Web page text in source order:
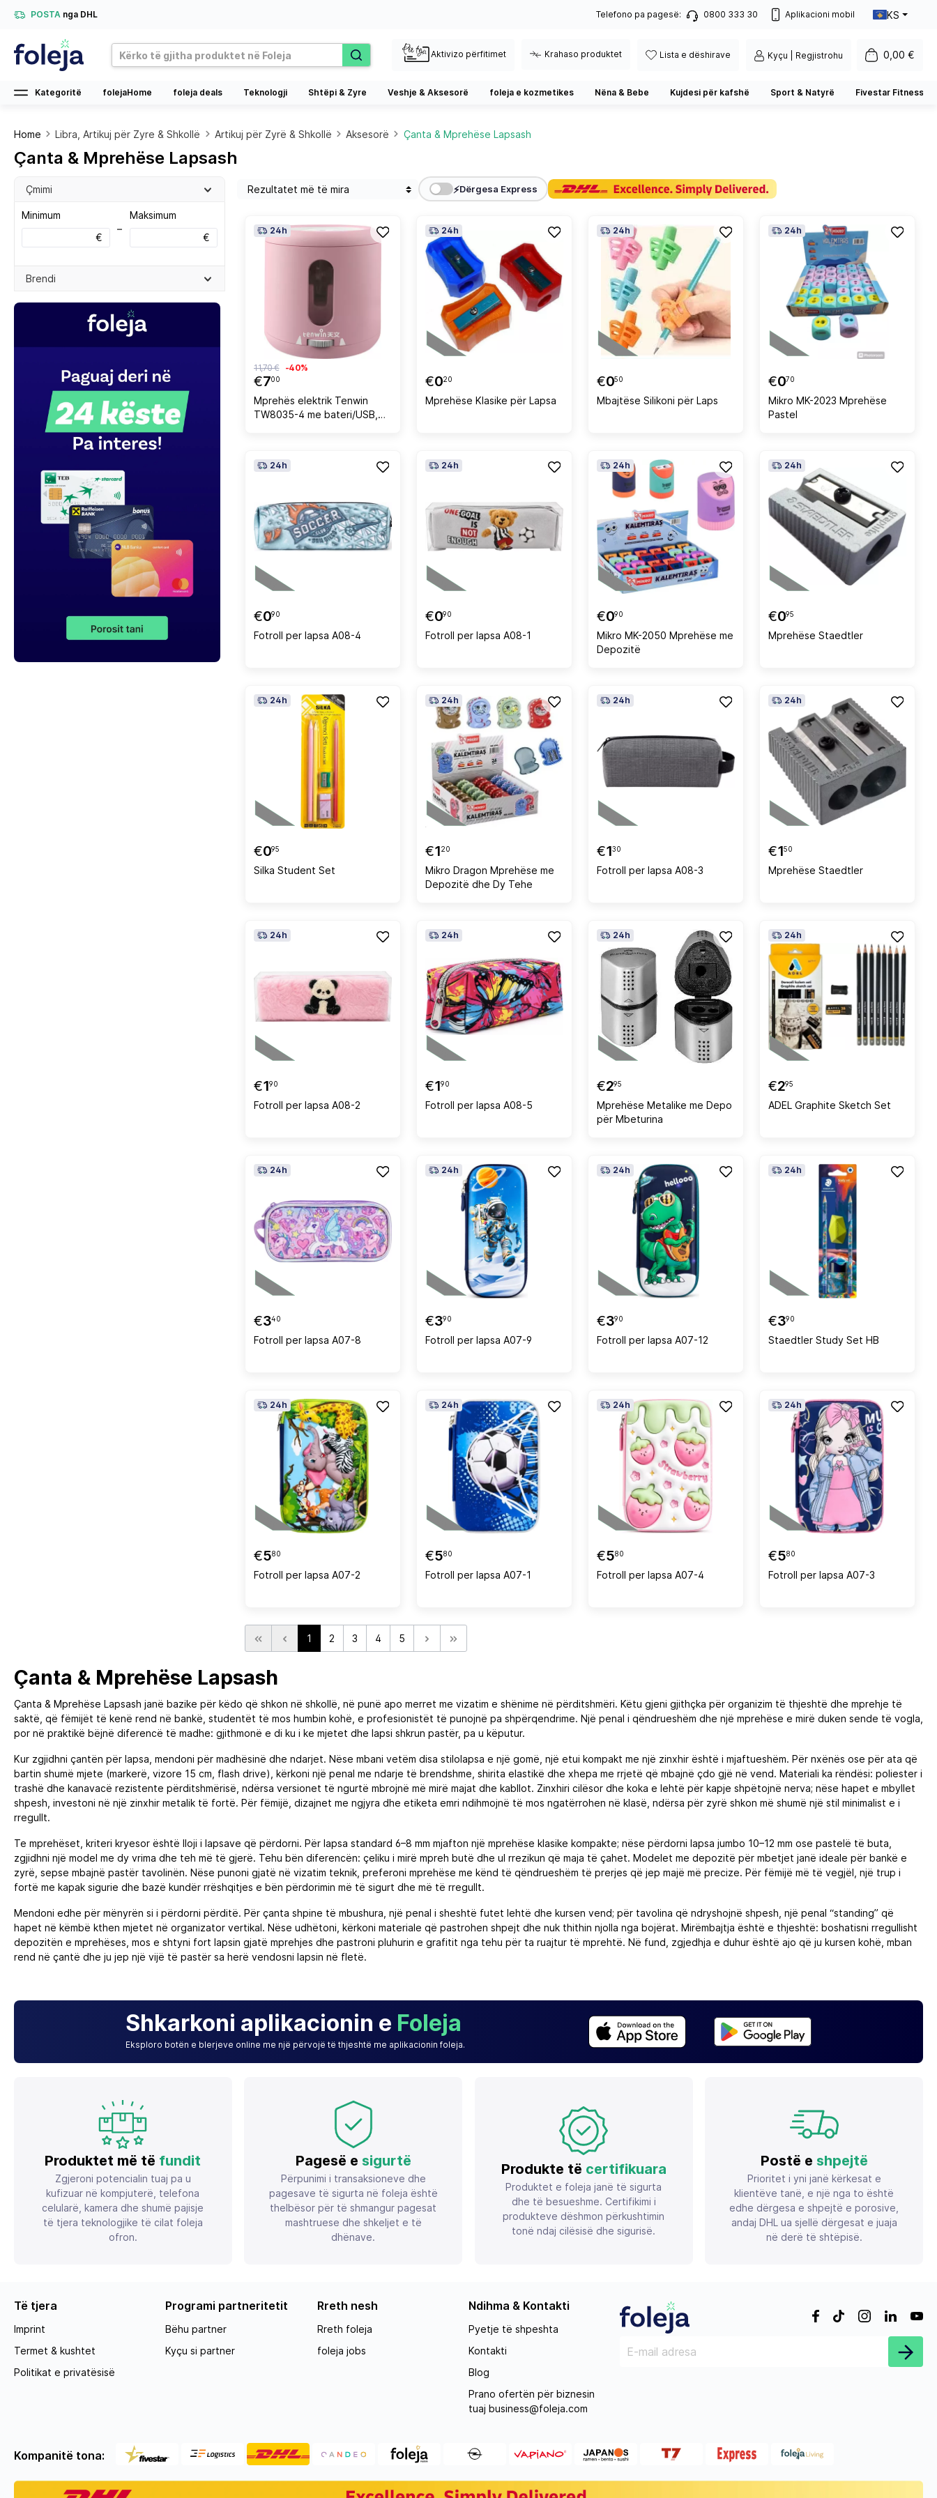
POSTA nga DHL Telefono pa pagesë: 0800 333 30 Aplikacioni mobil KS
Aktivizo përfitimet Krahaso produktet Lista e dëshirave Kyçu | Regjistrohu 0,00 €
Kategoritë folejaHome foleja deals Teknologji Shtëpi & Zyre Veshje & Aksesorë foleja e kozmetikes Nëna & Bebe Kujdesi për kafshë Sport & Natyrë Fivestar Fitness
Home Libra, Artikuj për Zyre & Shkollë Artikuj për Zyrë & Shkollë Aksesorë Çanta & Mprehëse Lapsash
Çanta & Mprehëse Lapsash
Brendi
Çmimi
Minimum
€
–
Maksimum
€
⚡Dërgesa Express
24h
€700
11,70 € -40%
Mprehës elektrik Tenwin
TW8035-4 me bateri/USB,
24h
€020
Mprehëse Klasike për Lapsa
24h
€050
Mbajtëse Silikoni për Laps
24h
€070
Mikro MK-2023 Mprehëse
Pastel
24h
€090
Fotroll per lapsa A08-4
24h
€090
Fotroll per lapsa A08-1
24h
€090
Mikro MK-2050 Mprehëse me
Depozitë
24h
€095
Mprehëse Staedtler
24h
€095
Silka Student Set
24h
€120
Mikro Dragon Mprehëse me
Depozitë dhe Dy Tehe
24h
€130
Fotroll per lapsa A08-3
24h
€150
Mprehëse Staedtler
24h
€190
Fotroll per lapsa A08-2
24h
€190
Fotroll per lapsa A08-5
24h
€295
Mprehëse Metalike me Depo
për Mbeturina
24h
€295
ADEL Graphite Sketch Set
24h
€340
Fotroll per lapsa A07-8
24h
€390
Fotroll per lapsa A07-9
24h
€390
Fotroll per lapsa A07-12
24h
€390
Staedtler Study Set HB
24h
€580
Fotroll per lapsa A07-2
24h
€580
Fotroll per lapsa A07-1
24h
€580
Fotroll per lapsa A07-4
24h
€580
Fotroll per lapsa A07-3
1 2 3 4 5
Çanta & Mprehëse Lapsash
Çanta & Mprehëse Lapsash janë bazike për këdo që shkon në shkollë, në punë apo merret me vizatim e shënime në përditshmëri. Këtu gjeni gjithçka për organizim të thjeshtë dhe mprehje të
saktë, që fëmijët të kenë rend në bankë, studentët të mos humbin kohë, e profesionistët të punojnë pa shpërqendrime. Një penal i qëndrueshëm dhe një mprehëse e mirë duken sende të vogla,
por në praktikë bëjnë diferencë të madhe: gjithmonë e di ku i ke mjetet dhe lapsi shkrun pastër, pa u këputur.
Kur zgjidhni çantën për lapsa, mendoni për madhësinë dhe ndarjet. Nëse mbani vetëm disa stilolapsa e një gomë, një etui kompakt me një zinxhir është i mjaftueshëm. Për nxënës ose për ata që
bartin shumë mjete (markerë, vizore 15 cm, flash drive), kërkoni një penal me ndarje të brendshme, shirita elastikë dhe xhepa me rrjetë që mbajnë çdo gjë në vend. Materiali ka rëndësi: poliester i
trashë dhe kanavacë rezistente përditshmërisë, ndërsa versionet të ngurtë mbrojnë më mirë majat dhe kabllot. Zinxhiri cilësor dhe koka e lehtë për kapje shpëtojnë nerva; nëse hapet e mbyllet
shpesh, investoni në një zinxhir metalik të fortë. Për fëmijë, dizajnet me ngjyra dhe etiketa emri ndihmojnë të mos ngatërrohen në klasë, ndërsa për zyrë shkon më shumë një stil minimalist e i
rregullt.
Te mprehëset, kriteri kryesor është lloji i lapsave që përdorni. Për lapsa standard 6–8 mm mjafton një mprehëse klasike kompakte; nëse përdorni lapsa jumbo 10–12 mm ose pastelë të buta,
zgjidhni një model me dy vrima dhe teh më të gjerë. Tehu bën diferencën: çeliku i mirë mpreh butë dhe ul rrezikun që maja të çahet. Modelet me depozitë për mbetjet janë ideale për bankë e
zyrë, sepse mbajnë pastër tavolinën. Nëse punoni gjatë në vizatim teknik, preferoni mprehëse me kënd të qëndrueshëm të prerjes që jep majë më precize. Për fëmijë më të vegjël, një trup i
fortë me kapak sigurie dhe bazë kundër rrëshqitjes e bën përdorimin më të sigurt dhe më të rregullt.
Mendoni edhe për mënyrën si i përdorni përditë. Për çanta shpine të mbushura, një penal i sheshtë futet lehtë dhe kursen vend; për tavolina që ndryshojnë shpesh, një penal “standing” që
hapet në këmbë kthen mjetet në organizator vertikal. Nëse udhëtoni, kërkoni materiale që pastrohen shpejt dhe nuk thithin njolla nga bojërat. Mirëmbajtja është e thjeshtë: boshatisni rregullisht
depozitën e mprehëses, mos e shtyni fort lapsin gjatë mprehjes dhe pastroni pluhurin e grafitit nga tehu për ta ruajtur të mprehtë. Në fund, zgjedhja e duhur është ajo që ju kursen kohë, mban
rend në çantë dhe ju jep një vijë të pastër sa herë vendosni lapsin në fletë.
Shkarkoni aplikacionin e Foleja
Eksploro botën e blerjeve online me një përvojë të thjeshtë me aplikacionin foleja.
Produktet më të fundit
Zgjeroni potencialin tuaj pa u
kufizuar në kompjuterë, telefona
celularë, kamera dhe shumë pajisje
të tjera teknologjike të cilat foleja
ofron.
Pagesë e sigurtë
Përpunimi i transaksioneve dhe
pagesave të sigurta në foleja është
thelbësor për të shmangur pagesat
mashtruese dhe shkeljet e të
dhënave.
Produkte të certifikuara
Produktet e foleja janë të sigurta
dhe të besueshme. Certifikimi i
produkteve dëshmon përkushtimin
tonë ndaj cilësisë dhe sigurisë.
Postë e shpejtë
Prioritet i yni janë kërkesat e
klientëve tanë, e një nga to është
edhe dërgesa e shpejtë e porosive,
andaj DHL ua sjellë dërgesat e juaja
në derë të shtëpisë.
Të tjera
Imprint
Termet & kushtet
Politikat e privatësisë
Programi partneritetit
Bëhu partner
Kyçu si partner
Rreth nesh
Rreth foleja
foleja jobs
Ndihma & Kontakti
Pyetje të shpeshta
Kontakti
Blog
Prano ofertën për biznesin
tuaj business@foleja.com
Kompanitë tona: